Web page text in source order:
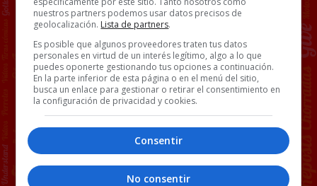
nuestros partners podemos usar datos precisos de
geolocalización. Lista de partners.
Es posible que algunos proveedores traten tus datos
personales en virtud de un interés legítimo, algo a lo que
puedes oponerte gestionando tus opciones a continuación.
En la parte inferior de esta página o en el menú del sitio,
busca un enlace para gestionar o retirar el consentimiento en
la configuración de privacidad y cookies.
Consentir
No consentir